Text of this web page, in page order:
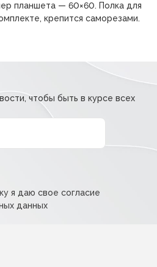
планшета — 60×60. Полка для
крепится саморезами.
чтобы быть в курсе всех
я даю свое согласие
данных